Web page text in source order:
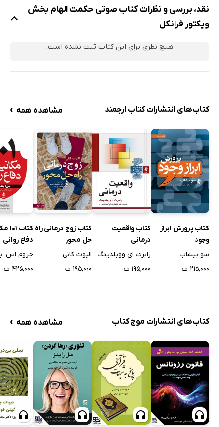
نقد، بررسی و نظرات کتاب صوتی حکمت الهام بخش
ویکتور فرانکل
هیچ نظری برای این کتاب ثبت نشده است.
کتاب‌های انتشارات کتاب ارجمند مشاهده همه ›
کتاب پرورش ابراز
وجود
سو بیشاب
۲۱۵,۰۰۰ ت
کتاب واقعیت
درمانی
رابرت ای ووبلدینگ
۱۹۵,۰۰۰ ت
کتاب زوج درمانی راه
حل محور
الیوت کانی
۱۹۵,۰۰۰ ت
دفاع روانی
جروم اس.
۴۲۵,۰۰۰ ت
کتاب‌های انتشارات موج کتاب مشاهده همه ›